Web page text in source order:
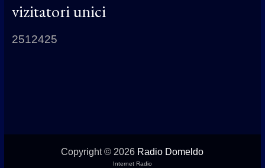
vizitatori unici
2512425
Copyright © 2026 Radio Domeldo
Internet Radio